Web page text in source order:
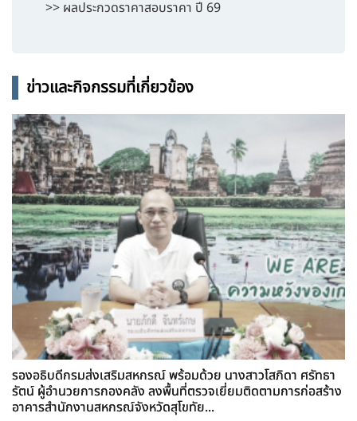
>> ผลประกวดราคาสอบราคา ปี 69
ข่าวและกิจกรรมที่เกี่ยวข้อง
รองอธิบดีกรมส่งเสริมสหกรณ์ พร้อมด้วย นางสาวโสภิดา ศรัทธา
รัตน์ ผู้อำนวยการกองคลัง ลงพื้นที่ตรวจเยี่ยมติดตามการก่อสร้าง
อาคารสำนักงานสหกรณ์จังหวัดสุโขทัย...